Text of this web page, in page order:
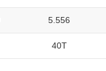
5.556
40T